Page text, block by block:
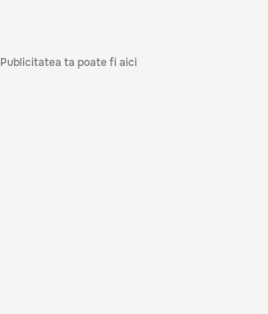
Publicitatea ta poate fi aici